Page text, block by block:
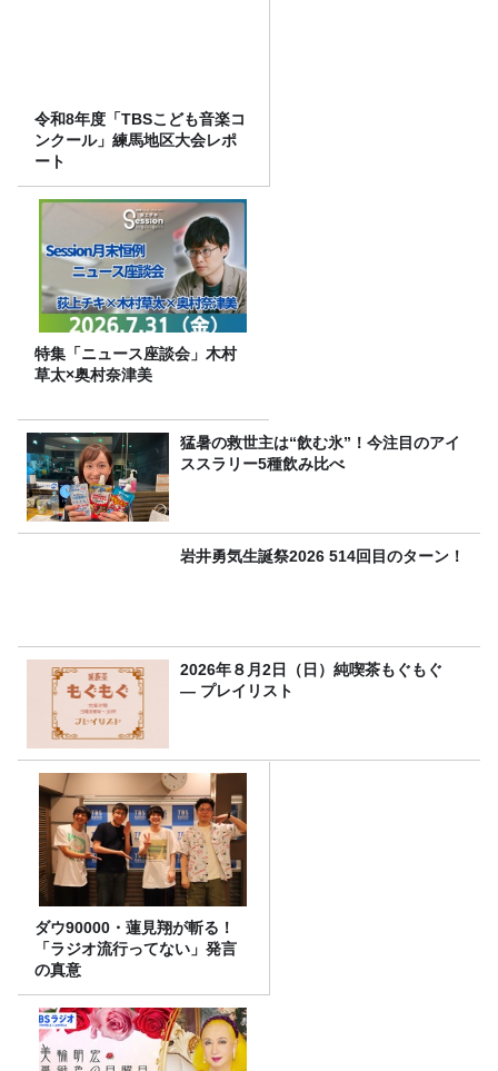
令和8年度「TBSこども音楽コ
ンクール」練馬地区大会レポ
ート
特集「ニュース座談会」木村
草太×奥村奈津美
猛暑の救世主は“飲む氷”！今注目のアイ
ススラリー5種飲み比べ
岩井勇気生誕祭2026 514回目のターン！
2026年８月2日（日）純喫茶もぐもぐ
― プレイリスト
ダウ90000・蓮見翔が斬る！
「ラジオ流行ってない」発言
の真意